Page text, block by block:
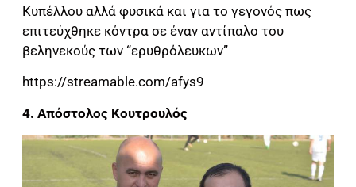
Κυπέλλου αλλά φυσικά και για το γεγονός πως
επιτεύχθηκε κόντρα σε έναν αντίπαλο του
βεληνεκούς των “ερυθρόλευκων”
https://streamable.com/afys9
4. Απόστολος Κουτρουλός